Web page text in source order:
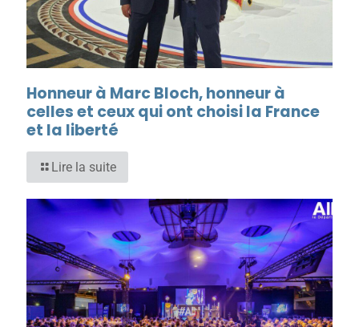
Honneur à Marc Bloch, honneur à
celles et ceux qui ont choisi la France
et la liberté
Lire la suite